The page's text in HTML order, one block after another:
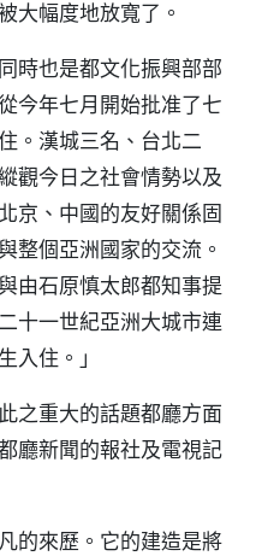
大幅度地放寬了。
時也是都文化振興部部
今年七月開始批准了七
。漢城三名、台北二
觀今日之社會情勢以及
京、中國的友好關係固
整個亞洲國家的交流。
由石原慎太郎都知事提
十一世紀亞洲大城市連
入住。」
之重大的話題都廳方面
廳新聞的報社及電視記
的來歷。它的建造是將